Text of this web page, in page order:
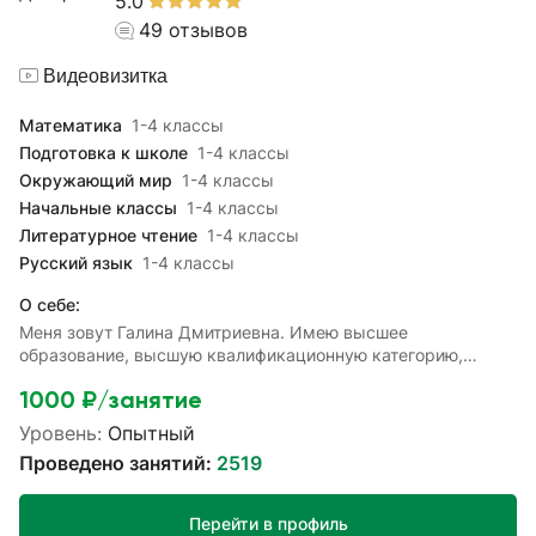
школы и пятого класса.В процессе подготовки к школе учу
детей анализировать информацию, устанавливать связи
обобщать. На летних занятиях обращаю внимание и на
формированию первичных навыков здорового образа
жизни. На сайте IU.RU являюсь экспертом. Успешно
провела более 2500 занятий для детей.До встречи на
уроках!
49 отзывов
Видеовизитка
Математика 1-4 классы
Подготовка к школе 1-4 классы
Окружающий мир 1-4 классы
Начальные классы 1-4 классы
Литературное чтение 1-4 классы
Русский язык 1-4 классы
1000 ₽/занятие
Уровень: Опытный
Проведено занятий: 2519
Перейти в профиль
О себе:
Меня зовут Галина Дмитриевна. Имею высшее
образование, высшую квалификационную категорию,
Провожу занятия с детьми уже более 30 лет. Имею опыт
работы по всем программам начальной школы.
Внимательно отношусь к каждому ученику, готова помочь
в изучении предметов. На сайте IU.RU провела более 1 000
занятий. Свои уроки провожу тактично, увлекательно,
ориентируюсь на результат. У меня большой опыт